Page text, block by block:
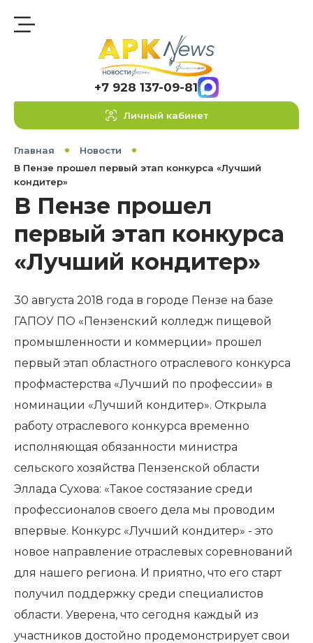
+7 928 137-09-81
Личный кабинет
Главная
Новости
В Пензе прошел первый этап конкурса «Лучший
кондитер»
В Пензе прошел
первый этап конкурса
«Лучший кондитер»
30 августа 2018 года в городе Пензе на базе
ГАПОУ ПО «Пензенский колледж пищевой
промышленности и коммерции» прошел
первый этап областного отраслевого конкурса
профмастерства «Лучший по профессии» в
номинации «Лучший кондитер». Открыла
работу отраслевого конкурса временно
исполняющая обязанности министра
сельского хозяйства Пензенской области
Эллада Сухова: «Такое состязание среди
профессионалов своего дела мы проводим
впервые. Конкурс «Лучший кондитер» - это
новое направление отраслевых соревнований
для нашего региона. И приятно, что его старт
получил поддержку среди специалистов
области. Уверена, что сегодня каждый из
участников достойно продемонстрирует свои